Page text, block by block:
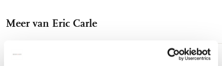
Meer van Eric Carle